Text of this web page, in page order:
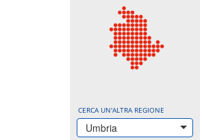
CERCA UN'ALTRA REGIONE
Umbria